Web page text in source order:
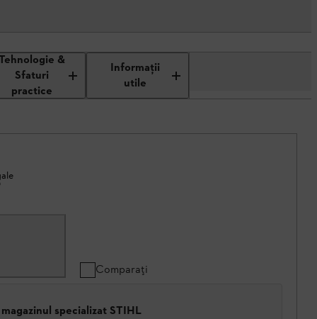
&
Sfaturi
practice
Informaţii
utile
Comparați
specializat STIHL